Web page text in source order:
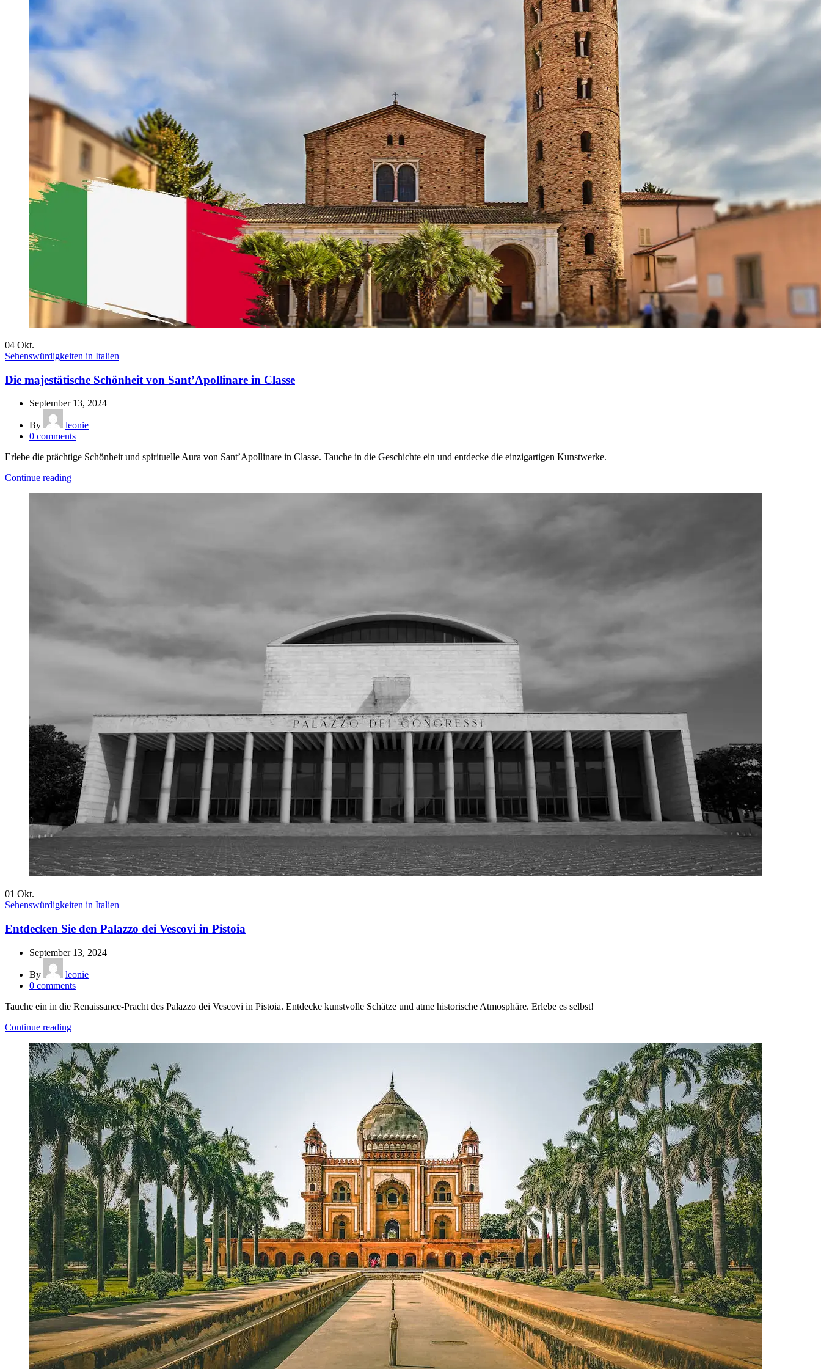
04 Okt.
Sehenswürdigkeiten in Italien
Die majestätische Schönheit von Sant’Apollinare in Classe
September 13, 2024
By
leonie
0 comments
Erlebe die prächtige Schönheit und spirituelle Aura von Sant’Apollinare in Classe. Tauche in die Geschichte ein und entdecke die einzigartigen Kunstwerke.
Continue reading
01 Okt.
Sehenswürdigkeiten in Italien
Entdecken Sie den Palazzo dei Vescovi in Pistoia
September 13, 2024
By
leonie
0 comments
Tauche ein in die Renaissance-Pracht des Palazzo dei Vescovi in Pistoia. Entdecke kunstvolle Schätze und atme historische Atmosphäre. Erlebe es selbst!
Continue reading